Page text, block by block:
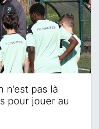
n’est pas là
pour jouer au